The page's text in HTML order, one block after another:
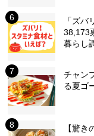
「ズ
38,173
暮らし
チャン
る夏ゴ
【驚